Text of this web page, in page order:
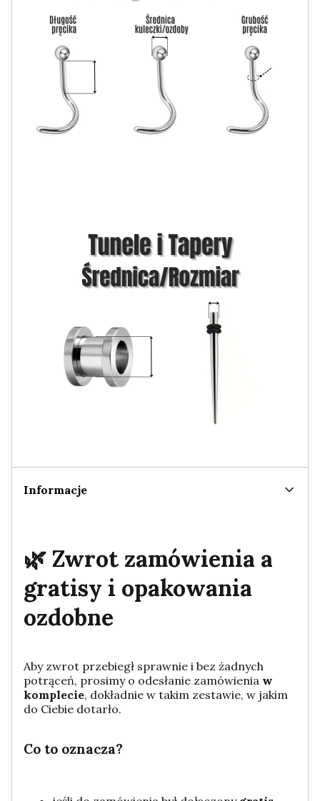
Informacje
🌿 Zwrot zamówienia a
gratisy i opakowania
ozdobne
Aby zwrot przebiegł sprawnie i bez żadnych
potrąceń, prosimy o odesłanie zamówienia w
komplecie, dokładnie w takim zestawie, w jakim
do Ciebie dotarło.
Co to oznacza?